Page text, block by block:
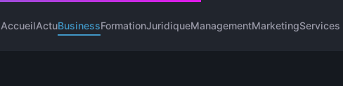
AccueilActuBusinessFormationJuridiqueManagementMarketingServices